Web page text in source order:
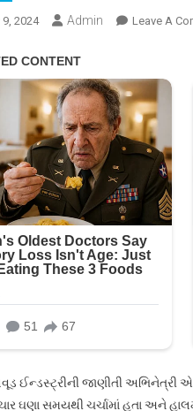
2024 Admin Leave A
ઈન્ડસ્ટ્રીની જાણીતી
ઘણા સમયથી ચર્ચામાં હતા અને